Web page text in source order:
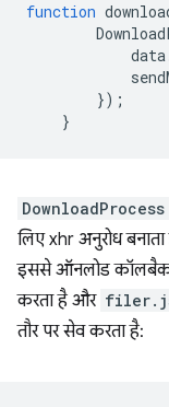
function
data
});
}
DownloadProcess
लिए xhr अनुरोध
इससे ऑनलोड कॉलबैक
करता है और
तौर पर सेव करता है: